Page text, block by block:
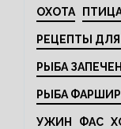
ОХОТА
РЕЦЕПТЫ
РЫБА
РЫБА
УЖИН ФАС